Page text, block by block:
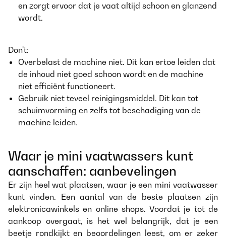
en zorgt ervoor dat je vaat altijd schoon en glanzend
wordt.
Don't:
Overbelast de machine niet. Dit kan ertoe leiden dat
de inhoud niet goed schoon wordt en de machine
niet efficiënt functioneert.
Gebruik niet teveel reinigingsmiddel. Dit kan tot
schuimvorming en zelfs tot beschadiging van de
machine leiden.
Waar je mini vaatwassers kunt
aanschaffen: aanbevelingen
Er zijn heel wat plaatsen, waar je een mini vaatwasser
kunt vinden. Een aantal van de beste plaatsen zijn
elektronicawinkels en online shops. Voordat je tot de
aankoop overgaat, is het wel belangrijk, dat je een
beetje rondkijkt en beoordelingen leest, om er zeker